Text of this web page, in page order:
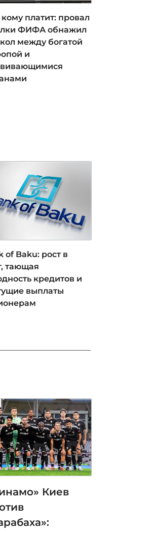
кому платит: провал
ФИФА обнажил
между богатой
и
of Baku: рост в
тающая
кредитов и
выплаты
Киев